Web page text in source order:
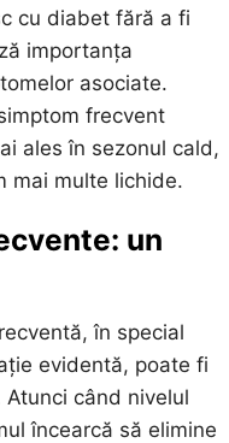
cu diabet fără a fi
importanța
asociate.
frecvent
ales în sezonul cald,
mai multe lichide.
un
în special
evidentă, poate fi
când nivelul
încearcă să elimine